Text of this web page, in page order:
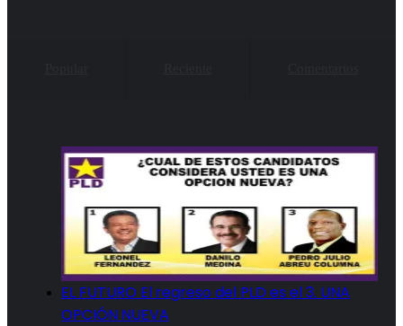
EL FUTURO El regreso del PLD es el 3. UNA
OPCIÓN NUEVA